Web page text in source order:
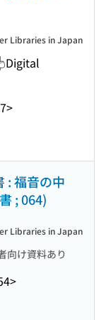
Digital
Libraries in Japan
: 福音の中
; 064)
向け資料あり
Libraries in Japan